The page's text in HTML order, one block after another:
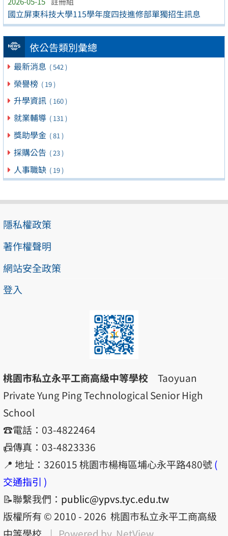
國立屏東科技大學115學年度四技進修部單獨招生訊息
依公告類別彙總
最新消息 ( 542 )
榮譽榜 ( 19 )
升學資訊 ( 160 )
就業輔導 ( 131 )
獎助學金 ( 81 )
採購公告 ( 23 )
人事職缺 ( 19 )
隱私權政策
著作權聲明
網站安全政策
登入
桃園市私立永平工商高級中等學校 Taoyuan
Private Yung Ping Technological Senior High
School
☎️電話：03-4822464
📠傳真：03-4823336
📍 地址：326015 桃園市楊梅區埔心永平路480號(
交通指引 )
📝聯繫我們： public@ypvs.tyc.edu.tw
版權所有 © 2010 - 2026 桃園市私立永平工商高級